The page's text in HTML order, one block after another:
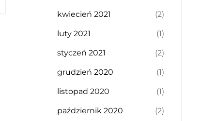
kwiecień 2021 (2)
luty 2021 (1)
styczeń 2021 (2)
grudzień 2020 (1)
listopad 2020 (1)
październik 2020 (2)